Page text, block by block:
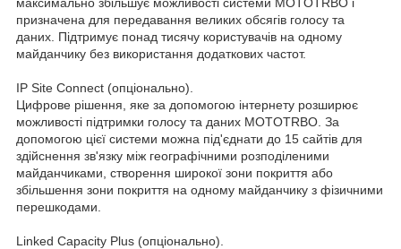
призначена для передавання великих обсягів голосу та
даних. Підтримує понад тисячу користувачів на одному
майданчику без використання додаткових частот.
IP Site Connect (опціонально).
Цифрове рішення, яке за допомогою інтернету розширює
можливості підтримки голосу та даних MOTOTRBO. За
допомогою цієї системи можна під'єднати до 15 сайтів для
здійснення зв'язку між географічними розподіленими
майданчиками, створення широкої зони покриття або
збільшення зони покриття на одному майданчику з фізичними
перешкодами.
Linked Capacity Plus (опціонально).